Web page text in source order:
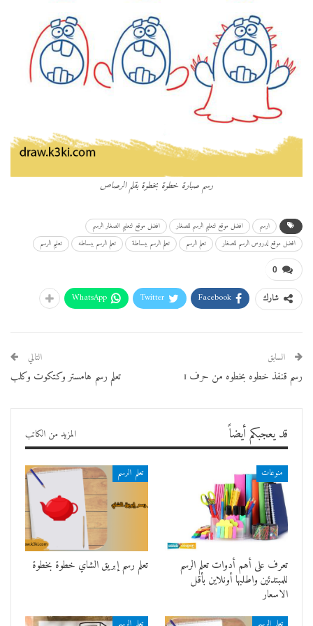
رسم صبارة خطوة بخطوة بقلم الرصاص
ارسم افضل موقع لتعليم الرسم للصغار
افضل موقع لتعليم الصغار الرسم
افضل موقع لدروس الرسم للصغار
تعلم الرسم تعلم الرسم ببساطة تعلم الرسم ببساطه تعليم الرسم
0
شارك Facebook
Twitter
WhatsApp
السابق
رسم قنفذ خطوه بخطوه من حرف ɪ
التالي
تعلم رسم هامستر وكتكوت وكلب
قد يعجبكم أيضاً المزيد من الكاتب
منوعات
تعرف على أهم أدوات تعلم الرسم
للمبتدئين واطلبها أونلاين بأقل
الاسعار
تعلم الرسم
تعلم رسم إبريق الشاي خطوة بخطوة